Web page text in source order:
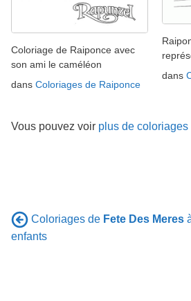
Coloriage de Raiponce avec
son ami le caméléon
dans Coloriages de Raiponce
dans
Vous pouvez voir plus de
Coloriages de Fete Des Meres
enfants